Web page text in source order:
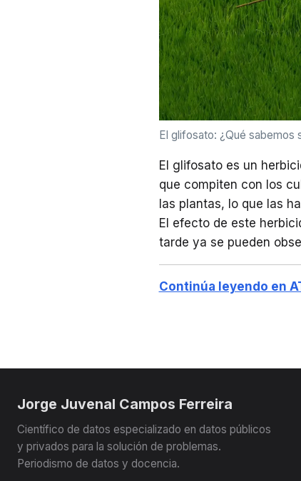
El glifosato: ¿Qué sabemos
El glifosato es un
que compiten con los
las plantas, lo que las
El efecto de este
tarde ya se pueden
Continúa leyendo en
Jorge Juvenal Campos Ferreira
Científico de datos especializado en datos públicos
y privados para la solución de problemas.
Periodismo de datos y docencia.